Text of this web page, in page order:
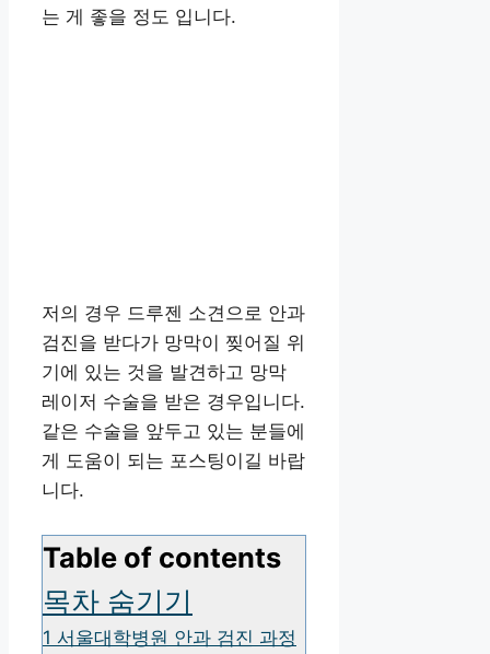
는 게 좋을 정도 입니다.
저의 경우 드루젠 소견으로 안과
검진을 받다가 망막이 찢어질 위
기에 있는 것을 발견하고 망막
레이저 수술을 받은 경우입니다.
같은 수술을 앞두고 있는 분들에
게 도움이 되는 포스팅이길 바랍
니다.
Table of contents
목차 숨기기
1 서울대학병원 안과 검진 과정